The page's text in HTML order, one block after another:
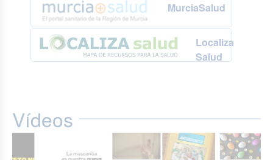
MurciaSalud
Localiza
Salud
Vídeos